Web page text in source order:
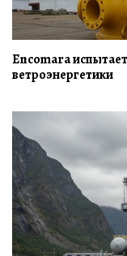
Encomara
ветроэнергетики